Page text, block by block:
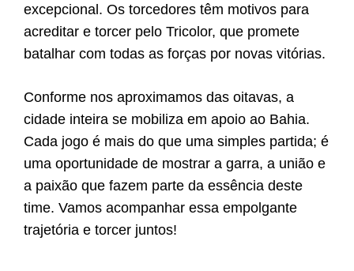
excepcional. Os torcedores têm motivos para
acreditar e torcer pelo Tricolor, que promete
batalhar com todas as forças por novas vitórias.
Conforme nos aproximamos das oitavas, a
cidade inteira se mobiliza em apoio ao Bahia.
Cada jogo é mais do que uma simples partida; é
uma oportunidade de mostrar a garra, a união e
a paixão que fazem parte da essência deste
time. Vamos acompanhar essa empolgante
trajetória e torcer juntos!